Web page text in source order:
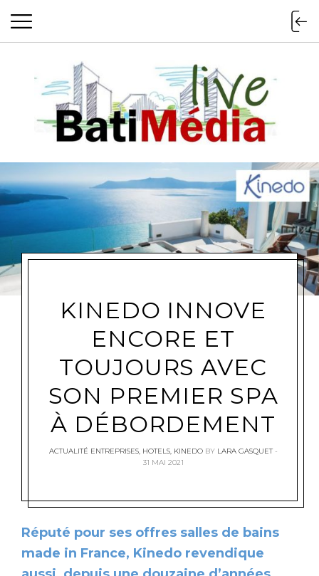
Batimedialive
KINEDO INNOVE
ENCORE ET
TOUJOURS AVEC
SON PREMIER SPA
À DÉBORDEMENT
ACTUALITÉ ENTREPRISES, HOTELS, KINEDO BY LARA GASQUET
31 MAI 2021
Réputé pour ses offres salles de bains
made in France, Kinedo revendique